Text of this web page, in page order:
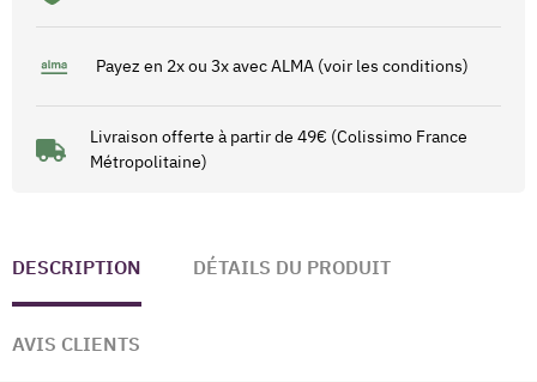
Payez en 2x ou 3x avec ALMA (voir les conditions)
Livraison offerte à partir de 49€ (Colissimo France
Métropolitaine)
DESCRIPTION DÉTAILS DU PRODUIT
AVIS CLIENTS